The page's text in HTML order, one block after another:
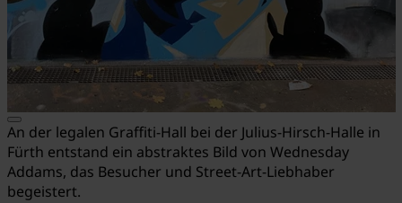
An der legalen Graffiti-Hall bei der Julius-Hirsch-Halle in
Fürth entstand ein abstraktes Bild von Wednesday
Addams, das Besucher und Street-Art-Liebhaber
begeistert.